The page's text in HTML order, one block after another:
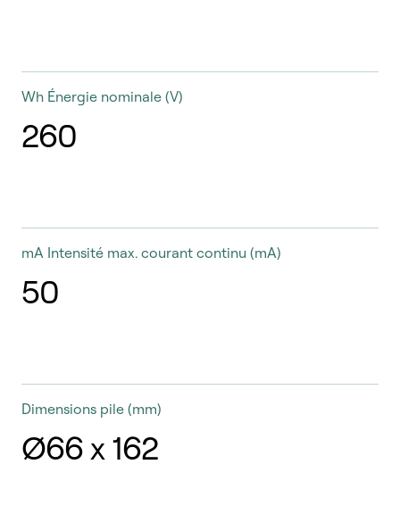
Wh Énergie nominale (V)
260
mA Intensité max. courant continu (mA)
50
Dimensions pile (mm)
Ø66 x 162